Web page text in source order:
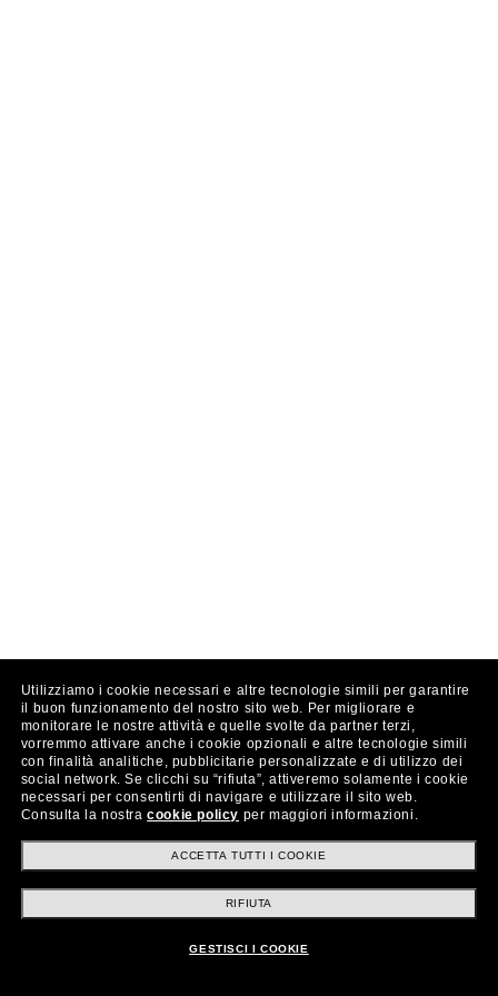
Utilizziamo i cookie necessari e altre tecnologie simili per garantire
il buon funzionamento del nostro sito web. Per migliorare e
monitorare le nostre attività e quelle svolte da partner terzi,
vorremmo attivare anche i cookie opzionali e altre tecnologie simili
con finalità analitiche, pubblicitarie personalizzate e di utilizzo dei
social network. Se clicchi su “rifiuta”, attiveremo solamente i cookie
necessari per consentirti di navigare e utilizzare il sito web.
Consulta la nostracookie policy per maggiori informazioni.
ACCETTA TUTTI I COOKIE
RIFIUTA
GESTISCI I COOKIE